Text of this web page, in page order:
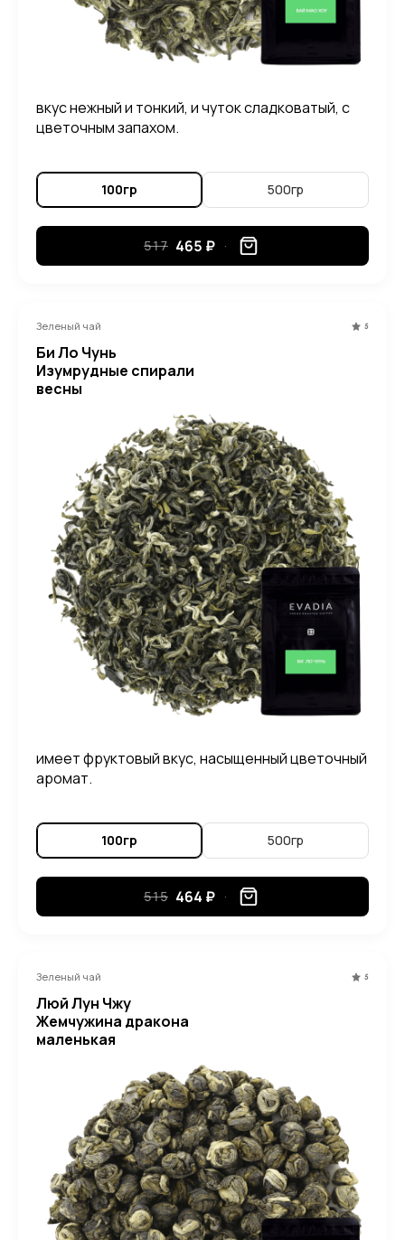
вкус нежный и тонкий, и чуток сладковатый, с
цветочным запахом.
100гр 500гр
517 465 ₽
Зеленый чай 5
Би Ло Чунь
Изумрудные спирали
весны
имеет фруктовый вкус, насыщенный цветочный
аромат.
100гр 500гр
515 464 ₽
Зеленый чай 5
Люй Лун Чжу
Жемчужина дракона
маленькая